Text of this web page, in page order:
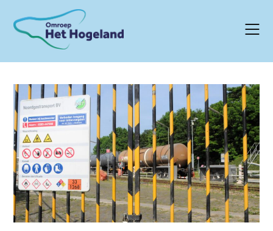
content